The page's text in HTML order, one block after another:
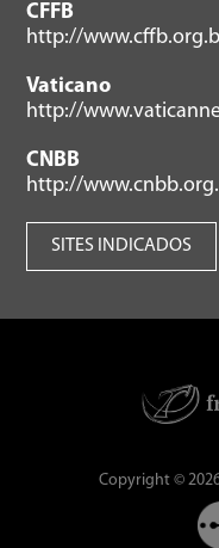
CFFB
http://
Vaticano
http://
CNBB
http://
SITES INDICADOS
Copyright ©